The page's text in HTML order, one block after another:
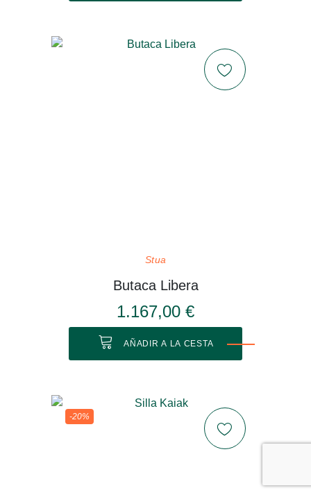
Stua
Butaca Libera
1.167,00 €
AÑADIR A LA CESTA
-20%